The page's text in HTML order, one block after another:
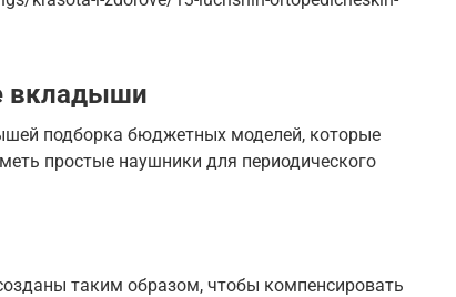
вкладыши
подборка бюджетных моделей, которые
простые наушники для периодического
таким образом, чтобы компенсировать